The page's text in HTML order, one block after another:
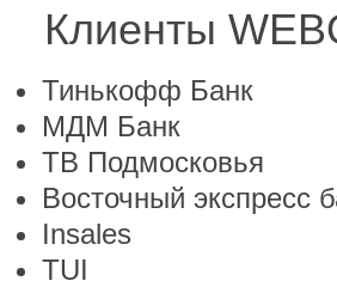
Клиенты
Тинькофф Банк
МДМ Банк
ТВ Подмосковья
Восточный экспресс
Insales
TUI